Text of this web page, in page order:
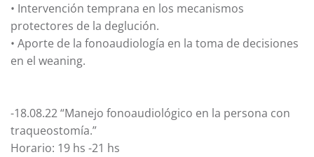
• Intervención temprana en los mecanismos
protectores de la deglución.
• Aporte de la fonoaudiología en la toma de decisiones
en el weaning.
-18.08.22 “Manejo fonoaudiológico en la persona con
traqueostomía.”
Horario: 19 hs -21 hs